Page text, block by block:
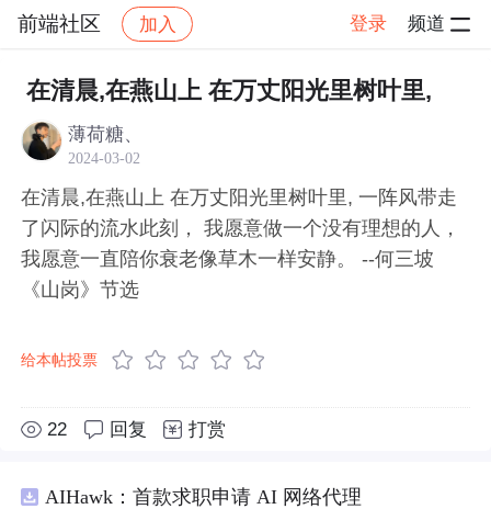
前端社区 加入 登录 频道
社区 前端社区 感慨 帖子详情
在清晨,在燕山上 在万丈阳光里树叶里,
薄荷糖、
2024-03-02
在清晨,在燕山上 在万丈阳光里树叶里, 一阵风带走
了闪际的流水此刻， 我愿意做一个没有理想的人，
我愿意一直陪你衰老像草木一样安静。 --何三坡
《山岗》节选
给本帖投票
22 回复 打赏
AIHawk：首款求职申请 AI 网络代理